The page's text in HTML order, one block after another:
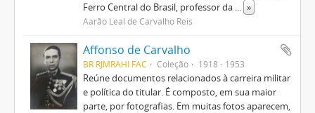
Ferro Central do Brasil, professor da ... »
Aarão Leal de Carvalho Reis
Affonso de Carvalho
BR RJMRAHI FAC Coleção 1918 - 1953
Reúne documentos relacionados à carreira militar
e política do titular. É composto, em sua maior
parte, por fotografias. Em muitas fotos aparecem,